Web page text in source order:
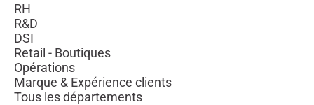
RH
R&D
DSI
Retail - Boutiques
Opérations
Marque & Expérience clients
Tous les départements